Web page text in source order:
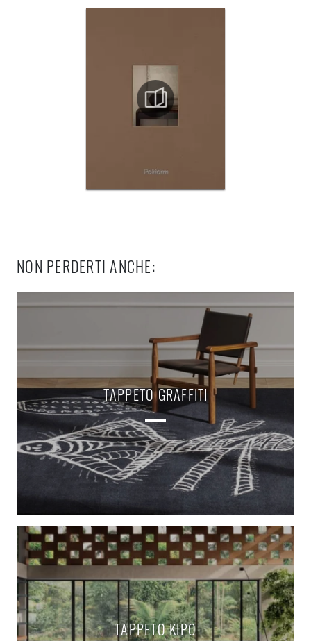
NON PERDERTI ANCHE:
TAPPETO GRAFFITI
TAPPETO KIPO